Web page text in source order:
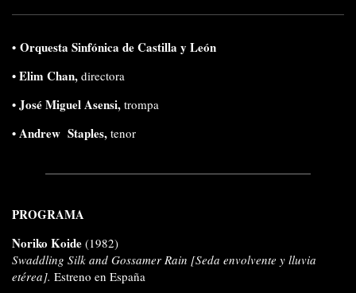
• Orquesta Sinfónica de Castilla y León
•Elim Chan, directora
• José Miguel Asensi, trompa
• Andrew Staples, tenor
PROGRAMA
Noriko Koide (1982)
Swaddling Silk and Gossamer Rain [Seda envolvente y lluvia
etérea]. Estreno en España